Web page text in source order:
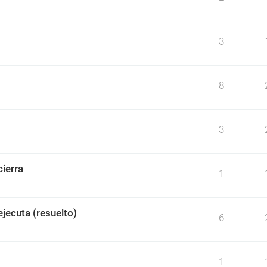
3
8
3
1
(resuelto) 6
1